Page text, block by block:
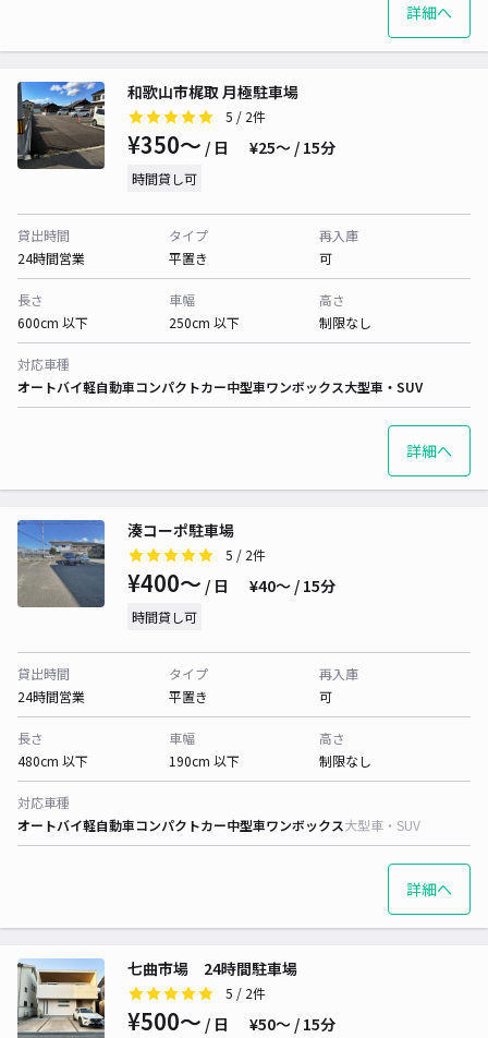
詳細へ
和歌山市梶取 月極駐車場
5 / 2件
¥350〜 / 日 ¥25〜 / 15分
時間貸し可
貸出時間
24時間営業
タイプ
平置き
再入庫
可
長さ
600cm 以下
車幅
250cm 以下
高さ
制限なし
対応車種
オートバイ軽自動車コンパクトカー中型車ワンボックス大型車・SUV
詳細へ
湊コーポ駐車場
5 / 2件
¥400〜 / 日 ¥40〜 / 15分
時間貸し可
貸出時間
24時間営業
タイプ
平置き
再入庫
可
長さ
480cm 以下
車幅
190cm 以下
高さ
制限なし
対応車種
オートバイ軽自動車コンパクトカー中型車ワンボックス大型車・SUV
詳細へ
七曲市場 24時間駐車場
5 / 2件
¥500〜 / 日 ¥50〜 / 15分